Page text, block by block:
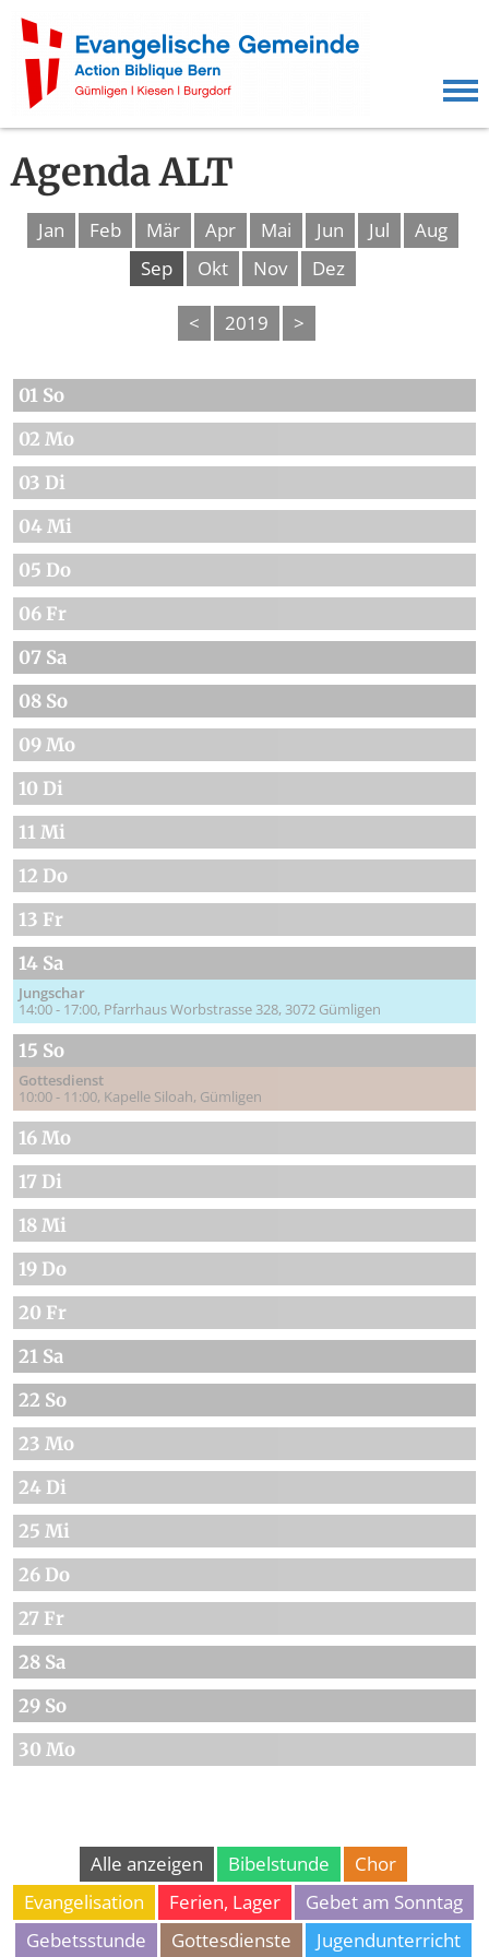
Agenda ALT
Jan Feb Mär Apr Mai Jun Jul
Aug
Sep
Okt Nov Dez
< 2019 >
01 So
02 Mo
03 Di
04 Mi
05 Do
06 Fr
07 Sa
08 So
09 Mo
10 Di
11 Mi
12 Do
13 Fr
14 Sa
Jungschar
14:00 - 17:00 Pfarrhaus Worbstrasse 328, 3072 Gümligen
15 So
Gottesdienst
10:00 - 11:00 Kapelle Siloah, Gümligen
16 Mo
17 Di
18 Mi
19 Do
20 Fr
21 Sa
22 So
23 Mo
24 Di
25 Mi
26 Do
27 Fr
28 Sa
29 So
30 Mo
Alle anzeigen Bibelstunde
Chor
Evangelisation
Ferien, Lager
Gebet am Sonntag
Gebetsstunde
Gottesdienste Jugendunterricht